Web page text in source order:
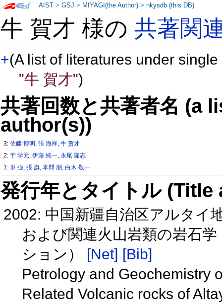
牛 賀才 様の共著関
+(A list of literatures under
"牛 賀才")
共著回数と共著者名 (a
author(s))
3:佐藤 博明 ,張 海祥,牛 賀才
2:于 学元,伊藤 純一,永尾 隆志
1:単 強,張 旗,本間 潮,白木 敬一
発行年とタイトル
2002: 中国新疆自治区アルタイ
および関連火山岩類の岩石
ション） [Net] [Bib]
Petrology and Geochemistry
Related Volcanic rocks of
AIST >GSJ > MIYAGI(the Author) >nkysdb (this DB)